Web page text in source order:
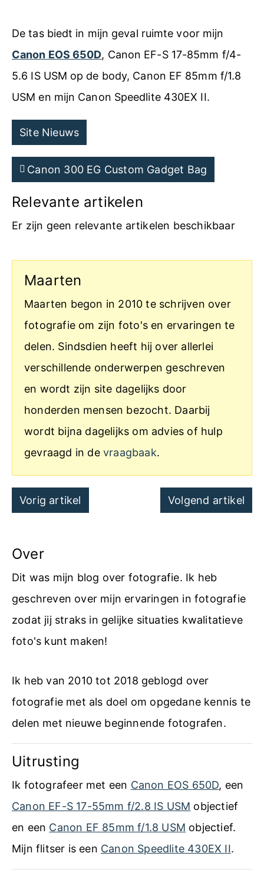
De tas biedt in mijn geval ruimte voor mijn
Canon EOS 650D, Canon EF-S 17-85mm f/4-
5.6 IS USM op de body, Canon EF 85mm f/1.8
USM en mijn Canon Speedlite 430EX II.
Site Nieuws
Canon 300 EG Custom Gadget Bag
Relevante artikelen
Er zijn geen relevante artikelen beschikbaar
Maarten
Maarten begon in 2010 te schrijven over
fotografie om zijn foto's en ervaringen te
delen. Sindsdien heeft hij over allerlei
verschillende onderwerpen geschreven
en wordt zijn site dagelijks door
honderden mensen bezocht. Daarbij
wordt bijna dagelijks om advies of hulp
gevraagd in de vraagbaak.
Post
navigation
Vorig artikel Volgend artikel
Over
Dit was mijn blog over fotografie. Ik heb
geschreven over mijn ervaringen in fotografie
zodat jij straks in gelijke situaties kwalitatieve
foto's kunt maken!
Ik heb van 2010 tot 2018 geblogd over
fotografie met als doel om opgedane kennis te
delen met nieuwe beginnende fotografen.
Uitrusting
Ik fotografeer met een Canon EOS 650D, een
Canon EF-S 17-55mm f/2.8 IS USM objectief
en een Canon EF 85mm f/1.8 USM objectief.
Mijn flitser is een Canon Speedlite 430EX II.